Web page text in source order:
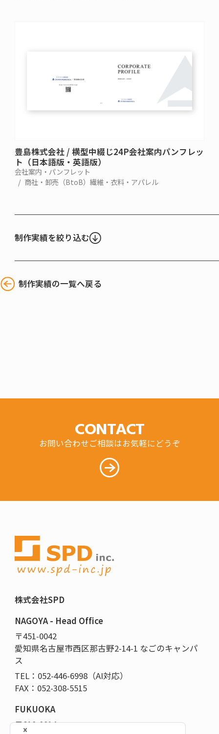
豊島株式会社 / 横型中綴じ24P会社案内パンフレッ
ト（日本語版・英語版）
会社案内・パンフレット
商社・卸売（BtoB）繊維・衣料・アパレル
制作実績を絞り込む
制作実績の一覧へ戻る
CONTACT
お問い合わせご相談はお気軽にどうぞ
株式会社SPD
NAGOYA - Head Office
〒451-0042
愛知県名古屋市西区那古野2-14-1 なごのキャンパ
ス
TEL：052-446-6998（AI対応）
FAX：052-308-5515
FUKUOKA
〒810-0014